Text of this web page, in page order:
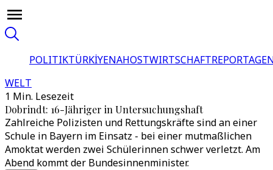
POLITIKTÜRKİYENAHOSTWIRTSCHAFT
WELT
1 Min. Lesezeit
Dobrindt: 16-Jähriger in Untersuchungshaft
Zahlreiche Polizisten und Rettungskräfte sind an einer
Schule in Bayern im Einsatz - bei einer mutmaßlichen
Amoktat werden zwei Schülerinnen schwer verletzt. Am
Abend kommt der Bundesinnenminister.